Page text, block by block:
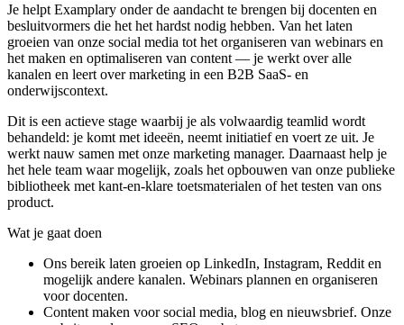
Je helpt Examplary onder de aandacht te brengen bij docenten en
besluitvormers die het het hardst nodig hebben. Van het laten
groeien van onze social media tot het organiseren van webinars en
het maken en optimaliseren van content — je werkt over alle
kanalen en leert over marketing in een B2B SaaS- en
onderwijscontext.
Dit is een actieve stage waarbij je als volwaardig teamlid wordt
behandeld: je komt met ideeën, neemt initiatief en voert ze uit. Je
werkt nauw samen met onze marketing manager. Daarnaast help je
het hele team waar mogelijk, zoals het opbouwen van onze publieke
bibliotheek met kant-en-klare toetsmaterialen of het testen van ons
product.
Wat je gaat doen
Ons bereik laten groeien op LinkedIn, Instagram, Reddit en
mogelijk andere kanalen. Webinars plannen en organiseren
voor docenten.
Content maken voor social media, blog en nieuwsbrief. Onze